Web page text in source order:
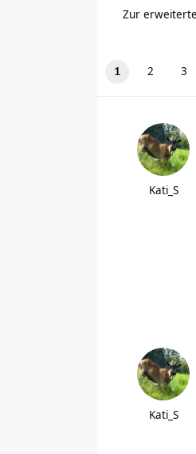
Zur
1 2 3
Kati_S
Kati_S